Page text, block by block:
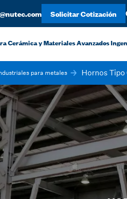
Solicitar Cotización
Cerámica y Materiales Avanzados
para metales Hornos Tipo